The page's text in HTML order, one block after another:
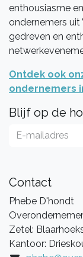
enthousiasme
ondernemers
gedreven en
Ontdek ook
ondernemers
Blijf op de
Contact
Phebe D'hondt
Zetel:
Kantoor: